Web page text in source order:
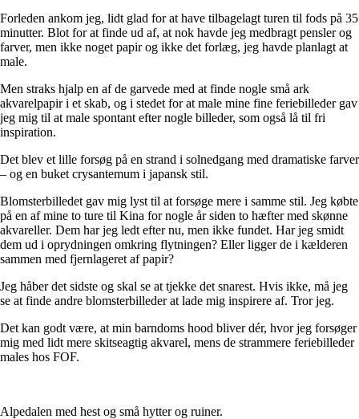
Forleden ankom jeg, lidt glad for at have tilbagelagt turen til fods på 35
minutter. Blot for at finde ud af, at nok havde jeg medbragt pensler og
farver, men ikke noget papir og ikke det forlæg, jeg havde planlagt at
male.
Men straks hjalp en af de garvede med at finde nogle små ark
akvarelpapir i et skab, og i stedet for at male mine fine feriebilleder gav
jeg mig til at male spontant efter nogle billeder, som også lå til fri
inspiration.
Det blev et lille forsøg på en strand i solnedgang med dramatiske farver
– og en buket crysantemum i japansk stil.
Blomsterbilledet gav mig lyst til at forsøge mere i samme stil. Jeg købte
på en af mine to ture til Kina for nogle år siden to hæfter med skønne
akvareller. Dem har jeg ledt efter nu, men ikke fundet. Har jeg smidt
dem ud i oprydningen omkring flytningen? Eller ligger de i kælderen
sammen med fjernlageret af papir?
Jeg håber det sidste og skal se at tjekke det snarest. Hvis ikke, må jeg
se at finde andre blomsterbilleder at lade mig inspirere af. Tror jeg.
Det kan godt være, at min barndoms hood bliver dér, hvor jeg forsøger
mig med lidt mere skitseagtig akvarel, mens de strammere feriebilleder
males hos FOF.
Alpedalen med hest og små hytter og ruiner.